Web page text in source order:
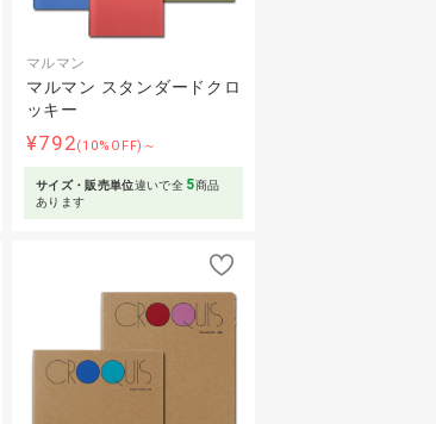
マルマン
マルマン スタンダードクロ
ッキー
¥792(10%OFF)～
サイズ・販売単位違いで全 5商品
あります